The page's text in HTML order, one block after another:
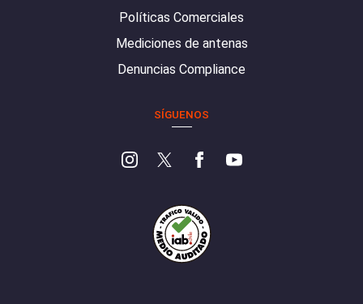
Políticas Comerciales
Mediciones de antenas
Denuncias Compliance
SÍGUENOS